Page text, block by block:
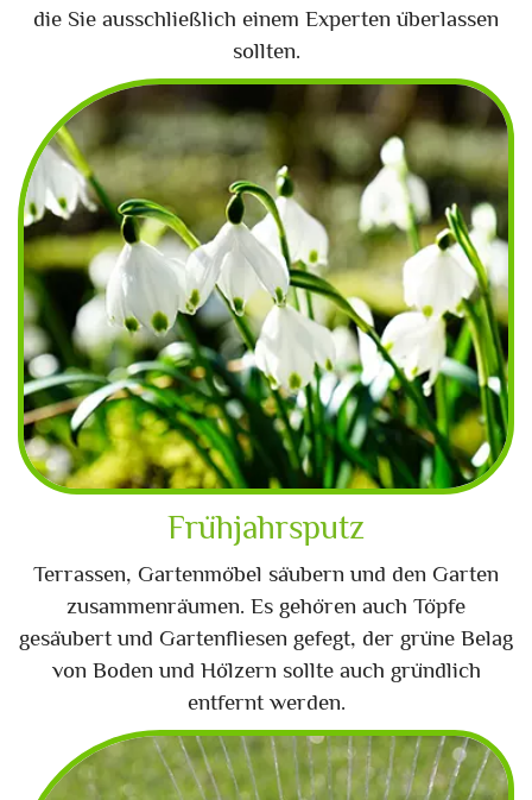
die Sie ausschließlich einem Experten überlassen
sollten.
Frühjahrsputz
Terrassen, Gartenmöbel säubern und den Garten
zusammenräumen. Es gehören auch Töpfe
gesäubert und Gartenfliesen gefegt, der grüne Belag
von Boden und Hölzern sollte auch gründlich
entfernt werden.